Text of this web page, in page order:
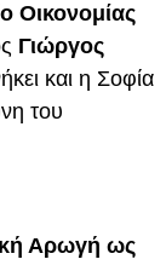
Οικονομίας
Γιώργος
και η Σοφία
του
Αρωγή ως